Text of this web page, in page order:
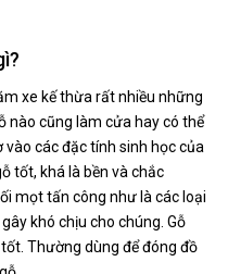
xe kế thừa rất nhiều những
nào cũng làm cửa hay có thể
các đặc tính sinh học của
tốt, khá là bền và chắc
mọt tấn công như là các loại
khó chịu cho chúng. Gỗ
Thường dùng để đóng đồ